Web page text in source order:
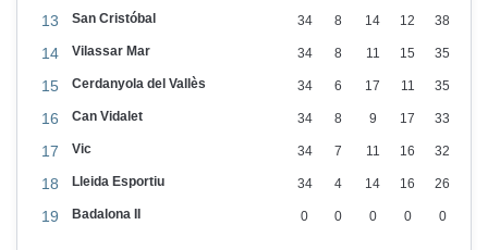
13 San Cristóbal 34 8 14 12 38
14 Vilassar Mar 34 8 11 15 35
15 Cerdanyola del Vallès 34 6 17 11 35
16 Can Vidalet 34 8 9 17 33
17 Vic 34 7 11 16 32
18 Lleida Esportiu 34 4 14 16 26
19 Badalona II 0 0 0 0 0